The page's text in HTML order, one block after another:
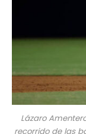
Lázaro
recorrido de las